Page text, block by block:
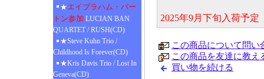
★エイブラハム・バー
トン参加 LUCIAN BAN
QUARTET / RUSH(CD)
★Steve Kuhn Trio /
Childhood Is Forever(CD)
★Kris Davis Trio / Lost In
Geneva(CD)
2025年9月下旬入荷予
この商品について問い
この商品を友達に教え
買い物を続ける